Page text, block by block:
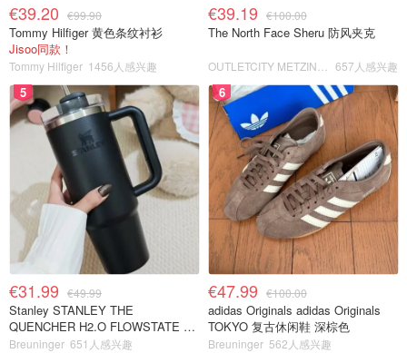
€39.20 €99.90
Tommy Hilfiger 黄色条纹衬衫
Jisoo同款！
Tommy Hilfiger 1456人感兴趣
€39.19 €100.00
The North Face Sheru 防风夹克
OUTLETCITY METZINGEN 657人感兴趣
5
€31.99 €49.99
Stanley STANLEY THE
QUENCHER H2.O FLOWSTATE 保
温杯 1.18L 黑色
Breuninger 651人感兴趣
6
€47.99 €100.00
adidas Originals adidas Originals
TOKYO 复古休闲鞋 深棕色
Breuninger 562人感兴趣